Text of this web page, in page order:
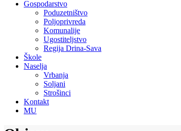
Gospodarstvo
Poduzetništvo
Poljoprivreda
Komunalije
Ugostiteljstvo
Regija Drina-Sava
Škole
Naselja
Vrbanja
Soljani
Strošinci
Kontakt
MU